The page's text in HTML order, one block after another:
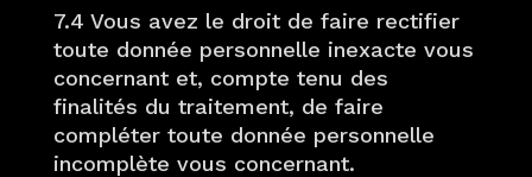
7.4 Vous avez le droit de faire rectifier
toute donnée personnelle inexacte vous
concernant et, compte tenu des
finalités du traitement, de faire
compléter toute donnée personnelle
incomplète vous concernant.